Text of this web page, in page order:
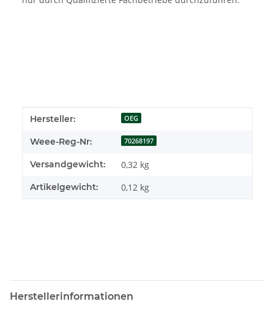
Produkteigenschaft
Wert
Hersteller: OEG
Weee-Reg-Nr: 70268197
Versandgewicht: 0,32 kg
Artikelgewicht: 0,12 kg
Herstellerinformationen